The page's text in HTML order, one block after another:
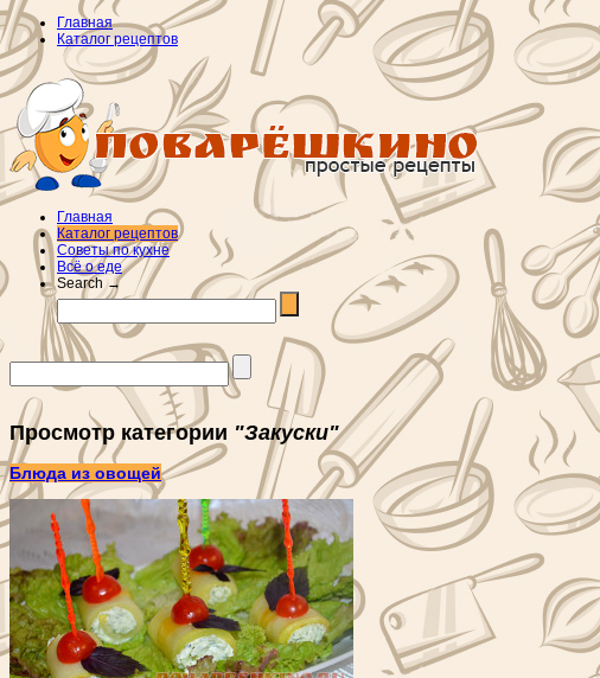
Главная
Каталог рецептов
Главная
Каталог рецептов
Советы по кухне
Всё о еде
Search →
Просмотр категории "Закуски"
Блюда из овощей